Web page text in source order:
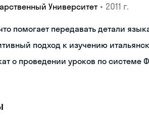
Университет • 2011 г.
помогает передавать детали
подход к изучению
о проведении уроков по системе